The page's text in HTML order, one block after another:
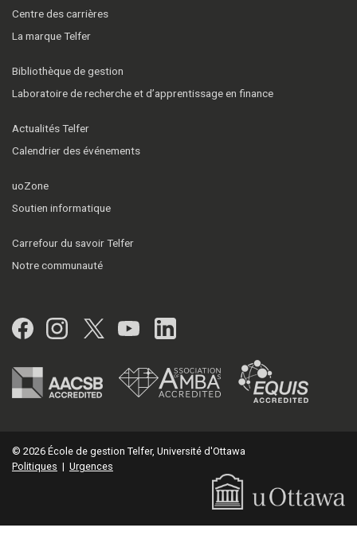
Centre des carrières
La marque Telfer
Bibliothèque de gestion
Laboratoire de recherche et d’apprentissage en finance
Actualités Telfer
Calendrier des événements
uoZone
Soutien informatique
Carrefour du savoir Telfer
Notre communauté
Facebook
Instagram
Twitter
YouTubeLinkedIn
© 2026 École de gestion Telfer, Université d'Ottawa
Politiques | Urgences